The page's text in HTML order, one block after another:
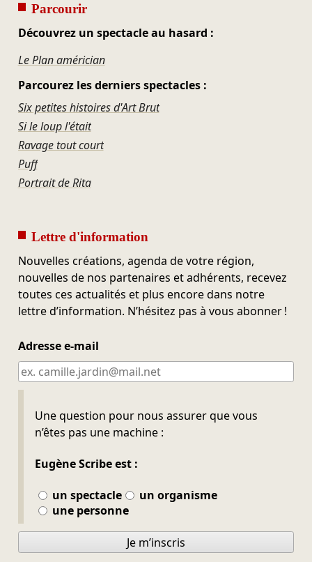
Parcourir
Découvrez un spectacle au hasard :
Le Plan américian
Parcourez les derniers spectacles :
Six petites histoires d'Art Brut
Si le loup l'était
Ravage tout court
Puff
Portrait de Rita
Lettre d'information
Nouvelles créations, agenda de votre région,
nouvelles de nos partenaires et adhérents, recevez
toutes ces actualités et plus encore dans notre
lettre d’information. N’hésitez pas à vous abonner !
Adresse e-mail
Une question pour nous assurer que vous
n’êtes pas une machine :
Eugène Scribe est :
un spectacle
un organisme
une personne
Ne pas remplir
Je m’inscris